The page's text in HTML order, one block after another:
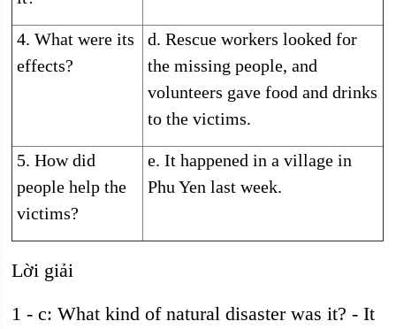
4. What were its
effects?
d. Rescue workers looked for
the missing people, and
volunteers gave food and drinks
to the victims.
5. How did
people help the
victims?
e. It happened in a village in
Phu Yen last week.
Lời giải
1 - c: What kind of natural disaster was it? - It